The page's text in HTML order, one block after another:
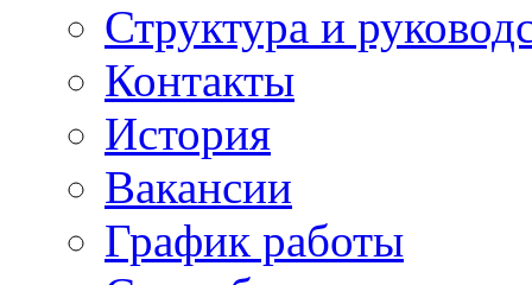
Структура и
Контакты
История
Вакансии
График работы